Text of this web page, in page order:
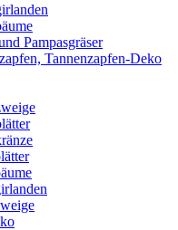
Pampasgräser
Tannenzapfen-Deko